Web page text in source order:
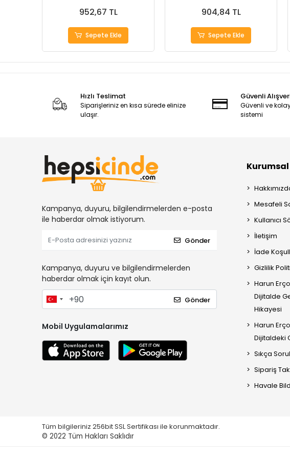
952,67 TL
Sepete Ekle
904,84 TL
Sepete Ekle
Hızlı Teslimat
Siparişleriniz en kısa sürede elinize
ulaşır.
Güvenli
Güvenli ve
sistemi
Kampanya, duyuru, bilgilendirmelerden e-posta
ile haberdar olmak istiyorum.
Gönder
Kampanya, duyuru ve bilgilendirmelerden
haberdar olmak için kayıt olun.
Gönder
Mobil Uygulamalarımız
Kurumsal
Mesafeli
Kullanıcı
İletişim
İade
Gizlilik
Harun
Dijitalde
Hikayesi
Harun
Dijitaldeki
Sıkça
Sipariş
Havale
Tüm bilgileriniz 256bit SSL Sertifikası ile korunmaktadır.
© 2022 Tüm Hakları Saklıdır